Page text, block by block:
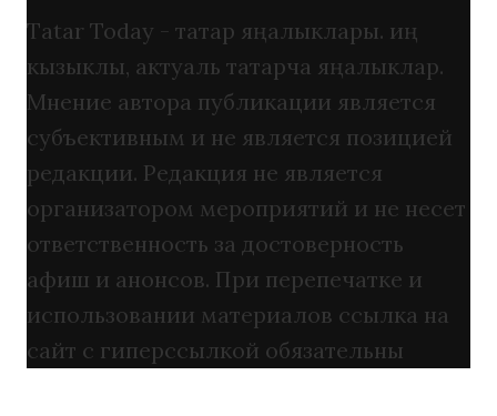
Tatar Today - татар яңалыклары. иң
кызыклы, актуаль татарча яңалыклар.
Мнение автора публикации является
субъективным и не является позицией
редакции. Редакция не является
организатором мероприятий и не несет
ответственность за достоверность
афиш и анонсов. При перепечатке и
использовании материалов ссылка на
сайт с гиперссылкой обязательны